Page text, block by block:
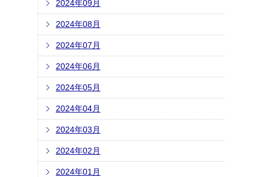
2024年09月
2024年08月
2024年07月
2024年06月
2024年05月
2024年04月
2024年03月
2024年02月
2024年01月